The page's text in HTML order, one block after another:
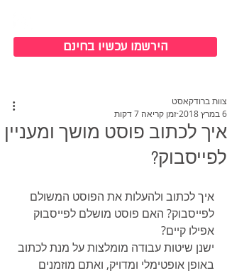
הירשמו עכשיו בחינם
איך לכתוב פוסט מושך ומעניין
לפייסבוק?
צוות ברודקאסט
6 במרץ 2018
זמן קריאה 7 דקות
איך לכתוב ולהעלות את הפוסט המשולם
לפייסבוק? האם פוסט מושלם לפייסבוק
אפילו קיים?
ישנן שיטות עבודה מומלצות על מנת לכתוב
באופן אופטימלי ומדויק, ואתם מוזמנים